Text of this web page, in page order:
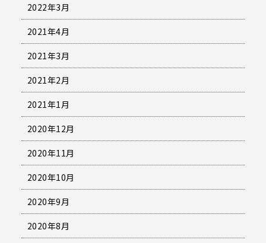
2022年3月
2021年4月
2021年3月
2021年2月
2021年1月
2020年12月
2020年11月
2020年10月
2020年9月
2020年8月